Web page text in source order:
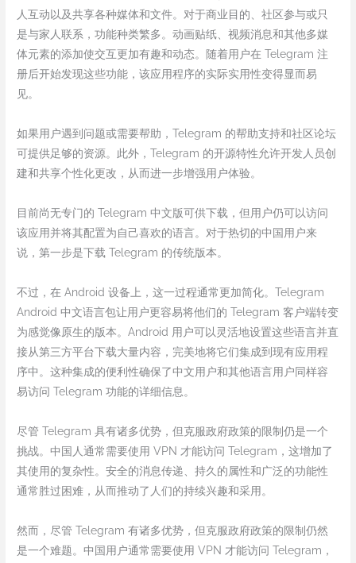
人互动以及共享各种媒体和文件。对于商业目的、社区参与或只
是与家人联系，功能种类繁多。动画贴纸、视频消息和其他多媒
体元素的添加使交互更加有趣和动态。随着用户在 Telegram 注
册后开始发现这些功能，该应用程序的实际实用性变得显而易
见。
如果用户遇到问题或需要帮助，Telegram 的帮助支持和社区论坛
可提供足够的资源。此外，Telegram 的开源特性允许开发人员创
建和共享个性化更改，从而进一步增强用户体验。
目前尚无专门的 Telegram 中文版可供下载，但用户仍可以访问
该应用并将其配置为自己喜欢的语言。对于热切的中国用户来
说，第一步是下载 Telegram 的传统版本。
不过，在 Android 设备上，这一过程通常更加简化。Telegram
Android 中文语言包让用户更容易将他们的 Telegram 客户端转变
为感觉像原生的版本。Android 用户可以灵活地设置这些语言并直
接从第三方平台下载大量内容，完美地将它们集成到现有应用程
序中。这种集成的便利性确保了中文用户和其他语言用户同样容
易访问 Telegram 功能的详细信息。
尽管 Telegram 具有诸多优势，但克服政府政策的限制仍是一个
挑战。中国人通常需要使用 VPN 才能访问 Telegram，这增加了
其使用的复杂性。安全的消息传递、持久的属性和广泛的功能性
通常胜过困难，从而推动了人们的持续兴趣和采用。
然而，尽管 Telegram 有诸多优势，但克服政府政策的限制仍然
是一个难题。中国用户通常需要使用 VPN 才能访问 Telegram，